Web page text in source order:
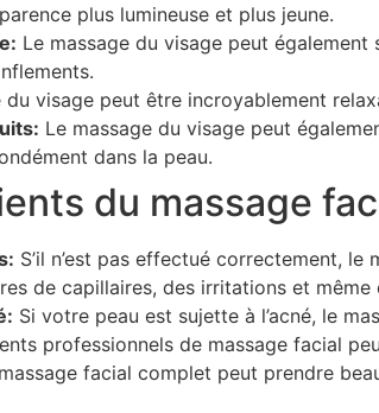
plus lumineuse et plus jeune.
Le massage du visage peut
du visage peut être incroyablement
Le massage du visage peut
dans la peau.
du massage
S’il n’est pas effectué correctement,
de capillaires, des irritations et même
Si votre peau est sujette à l’acné, le
professionnels de massage facial
facial complet peut prendre